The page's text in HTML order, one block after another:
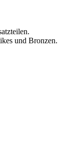
und Bronzen.